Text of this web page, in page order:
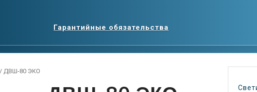
Гарантийные обязательства
/ ДВШ-80 ЭКО